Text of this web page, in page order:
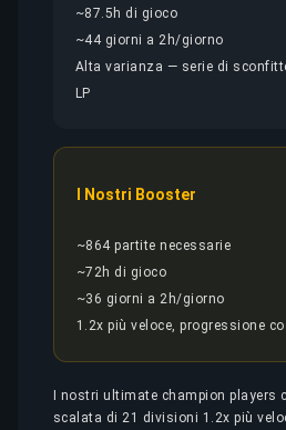
~87.5h di gioco
~44 giorni a 2h/giorno
Alta varianza — serie di
LP
I Nostri Booster
~864 partite necessarie
~72h di gioco
~36 giorni a 2h/giorno
1.2x più veloce, progressione
I nostri ultimate champion players
scalata di 21 divisioni 1.2x più